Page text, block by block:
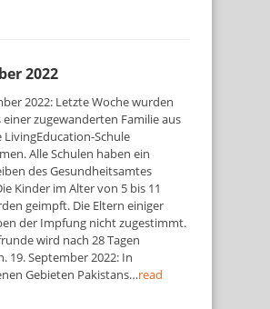
2022
2022: Letzte Woche wurden
einer zugewanderten Familie aus
LivingEducation-Schule
Alle Schulen haben ein
des Gesundheitsamtes
Kinder im Alter von 5 bis 11
geimpft. Die Eltern einiger
der Impfung nicht zugestimmt.
wird nach 28 Tagen
19. September 2022: In
Gebieten Pakistans…read